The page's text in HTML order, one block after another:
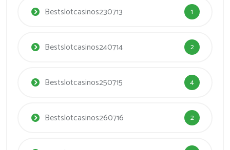
Bestslotcasinos230713 1
Bestslotcasinos240714 2
Bestslotcasinos250715 4
Bestslotcasinos260716 2